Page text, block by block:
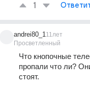
1
andrei80_1
Просветленный
11лет
Что кнопочные
пропали что ли?
стоят.